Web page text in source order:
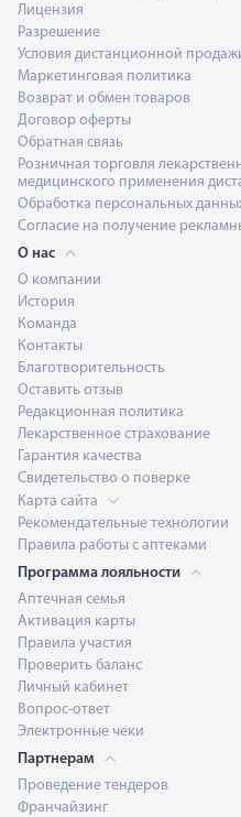
Лицензия
Разрешение
Условия дистанционной
Маркетинговая политика
Возврат и обмен товаров
Договор оферты
Обратная связь
Розничная торговля
медицинского применения
Обработка персональных
Согласие на получение
О нас
О компании
История
Команда
Контакты
Благотворительность
Оставить отзыв
Редакционная политика
Лекарственное страхование
Гарантия качества
Свидетельство о поверке
Карта сайта
Рекомендательные технологии
Правила работы с аптеками
Программа лояльности
Аптечная семья
Активация карты
Правила участия
Проверить баланс
Личный кабинет
Вопрос-ответ
Электронные чеки
Партнерам
Проведение тендеров
Франчайзинг